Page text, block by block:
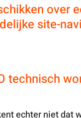
over
site-
technisch
echter niet dat